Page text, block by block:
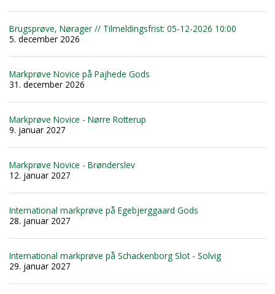
Brugsprøve, Nørager // Tilmeldingsfrist: 05-12-2026 10:00
5. december 2026
Markprøve Novice på Pajhede Gods
31. december 2026
Markprøve Novice - Nørre Rotterup
9. januar 2027
Markprøve Novice - Brønderslev
12. januar 2027
International markprøve på Egebjerggaard Gods
28. januar 2027
International markprøve på Schackenborg Slot - Solvig
29. januar 2027